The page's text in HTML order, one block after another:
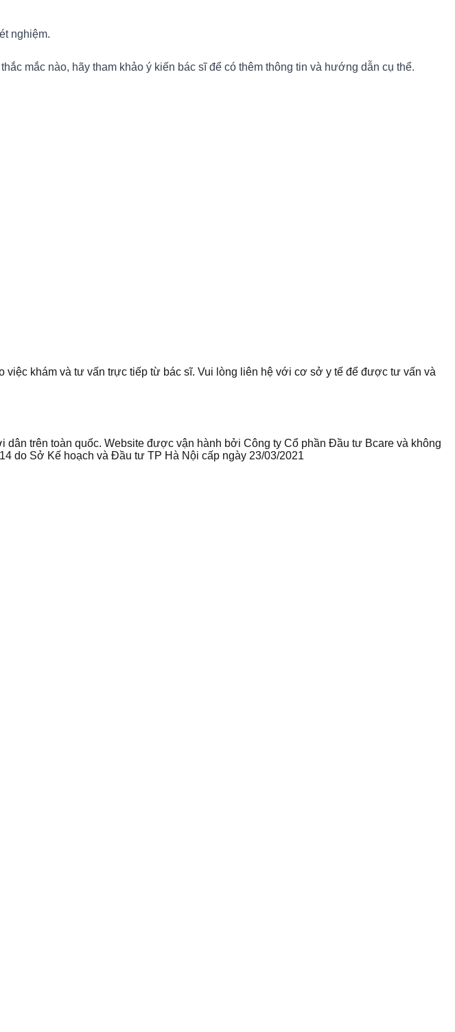
nghiệm.
mắc nào, hãy tham khảo ý kiến bác sĩ để có thêm thông tin và hướng dẫn cụ thể.
việc khám và tư vấn trực tiếp từ bác sĩ. Vui lòng liên hệ với cơ sở y tế để được tư vấn và
trên toàn quốc. Website được vận hành bởi Công ty Cổ phần Đầu tư Bcare và không
do Sở Kế hoạch và Đầu tư TP Hà Nội cấp ngày 23/03/2021